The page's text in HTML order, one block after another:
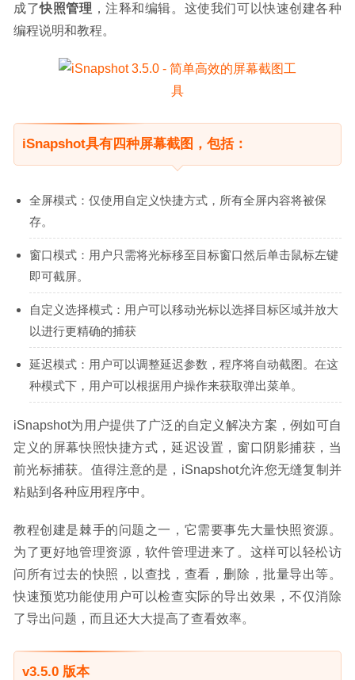
成了快照管理 ，注释和编辑。这使我们可以快速创建各种
编程说明和教程。
iSnapshot具有四种屏幕截图，包括：
全屏模式：仅使用自定义快捷方式，所有全屏内容将被保
存。
窗口模式：用户只需将光标移至目标窗口然后单击鼠标左键
即可截屏。
自定义选择模式：用户可以移动光标以选择目标区域并放大
以进行更精确的捕获
延迟模式：用户可以调整延迟参数，程序将自动截图。在这
种模式下，用户可以根据用户操作来获取弹出菜单。
iSnapshot为用户提供了广泛的自定义解决方案，例如可自
定义的屏幕快照快捷方式，延迟设置，窗口阴影捕获，当
前光标捕获。值得注意的是，iSnapshot允许您无缝复制并
粘贴到各种应用程序中。
教程创建是棘手的问题之一，它需要事先大量快照资源。
为了更好地管理资源，软件管理进来了。这样可以轻松访
问所有过去的快照，以查找，查看，删除，批量导出等。
快速预览功能使用户可以检查实际的导出效果，不仅消除
了导出问题，而且还大大提高了查看效率。
v3.5.0 版本